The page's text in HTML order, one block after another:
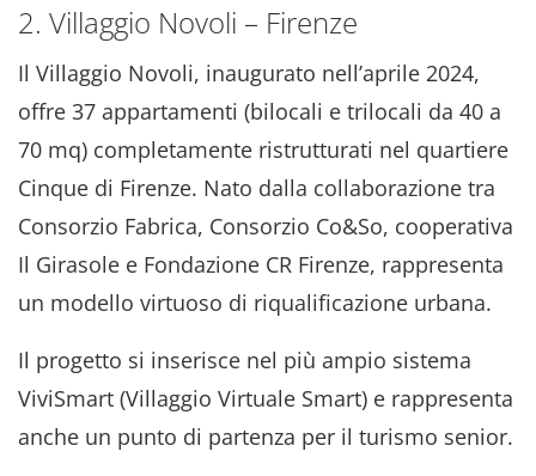
2. Villaggio Novoli – Firenze
Il Villaggio Novoli, inaugurato nell’aprile 2024,
offre 37 appartamenti (bilocali e trilocali da 40 a
70 mq) completamente ristrutturati nel quartiere
Cinque di Firenze. Nato dalla collaborazione tra
Consorzio Fabrica, Consorzio Co&So, cooperativa
Il Girasole e Fondazione CR Firenze, rappresenta
un modello virtuoso di riqualificazione urbana.
Il progetto si inserisce nel più ampio sistema
ViviSmart (Villaggio Virtuale Smart) e rappresenta
anche un punto di partenza per il turismo senior.